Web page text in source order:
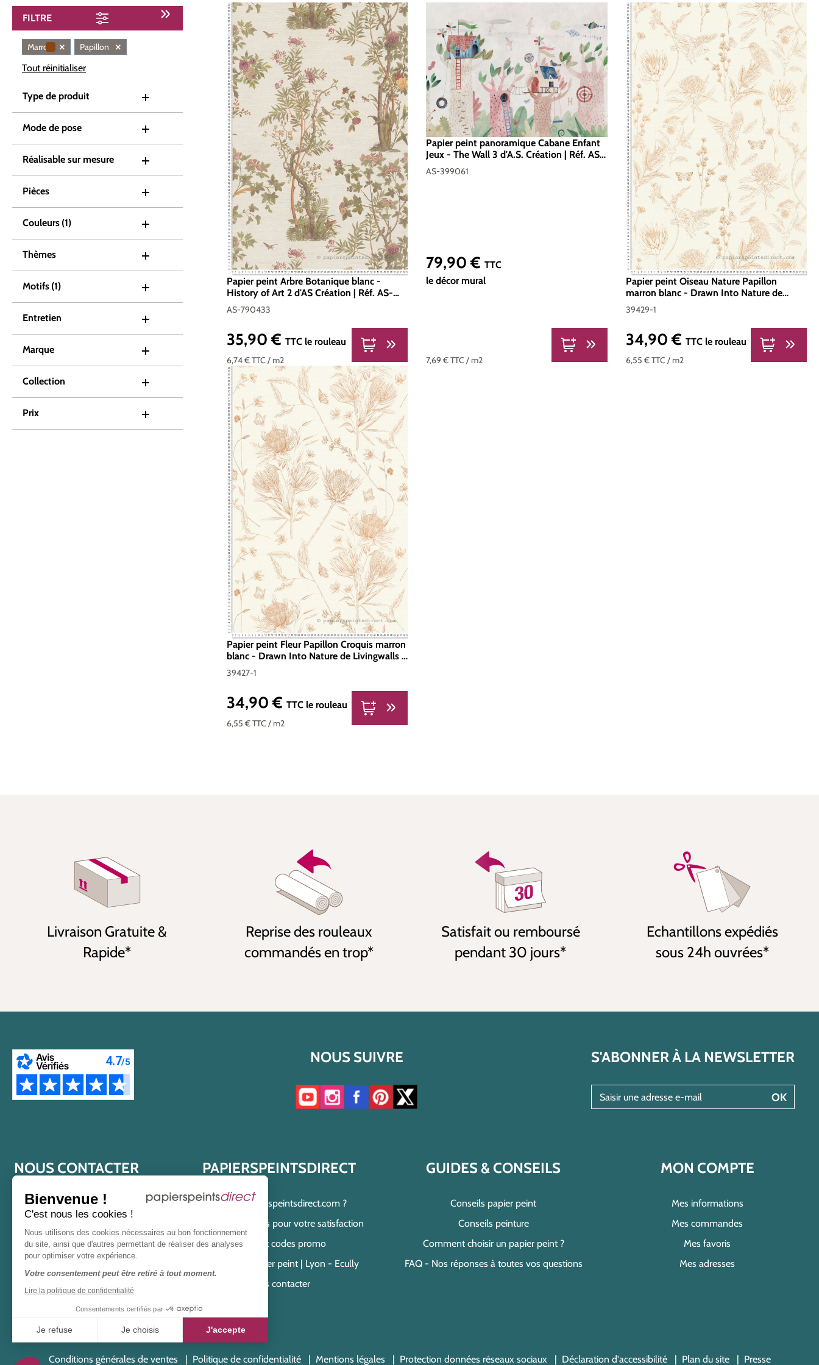
Bienvenue !
C'est nous les cookies !
Nous utilisons des cookies nécessaires au bon fonctionnement
du site, ainsi que d'autres permettant de réaliser des analyses
pour optimiser votre expérience.
Votre consentement peut être retiré à tout moment.
Lire la politique de confidentialité
Consentements certifiés par
Je refuse Je choisis J'accepte
FILTRE
Marron × Papillon ×
Tout réinitialiser
Type de produit
Mode de pose
Réalisable sur mesure
Pièces
Couleurs (1)
Thèmes
Motifs (1)
Entretien
Marque
Collection
Prix
Papier peint Arbre Botanique blanc -
History of Art 2 d'AS Création | Réf. AS-
790433
AS-790433
6,74 €TTC / m2
Prix régulier :
35,90 € TTC le rouleau
Papier peint panoramique Cabane Enfant
Jeux - The Wall 3 d'A.S. Création | Réf. AS-
399061
AS-399061
7,69 €TTC/ m2
Prix régulier :
79,90 €TTC
le décor mural
Papier peint Oiseau Nature Papillon
marron blanc - Drawn Into Nature de
Livingwalls | Réf. 39429-1
39429-1
6,55 €TTC / m2
Prix régulier :
34,90 € TTC le rouleau
Papier peint Fleur Papillon Croquis marron
blanc - Drawn Into Nature de Livingwalls |
Réf. 39427-1
39427-1
6,55 €TTC / m2
Prix régulier :
34,90 € TTC le rouleau
Livraison Gratuite &
Rapide*
Reprise des rouleaux
commandés en trop*
Satisfait ou remboursé
pendant 30 jours*
Echantillons expédiés
sous 24h ouvrées*
NOUS SUIVRE
Accéder à notre chaîne YouTube
Accéder à notre compte Instagram
Accéder à notre page Facebook
Accéder à notre compte Pinterest
Accéder à notre compte Twitter/X
S'ABONNER À LA NEWSLETTER
OK
NOUS CONTACTER
04 82 91 03 93
lundi au vendredi
de 8h30 à 12het13h30 à 17h
Ou via notreformulaire de
contact
PAPIERSPEINTSDIRECT
Qui est Papierspeintsdirect.com ?
Nos engagements pour votre satisfaction
Offres et codes promo
Magasin de papier peint | Lyon - Ecully
Nous contacter
GUIDES & CONSEILS
Conseils papier peint
Conseils peinture
Comment choisir un papier peint ?
FAQ - Nos réponses à toutes vos questions
MON COMPTE
Mes informations
Mes commandes
Mes favoris
Mes adresses
Conditions générales de ventes Politique de confidentialité Mentions légales Protection données réseaux sociaux Déclaration d'accessibilité Plan du site Presse